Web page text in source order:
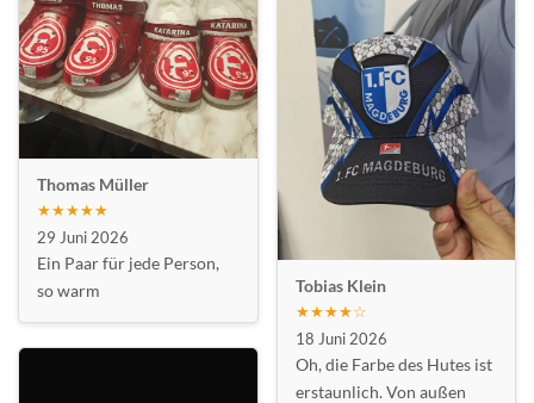
Thomas Müller
★★★★★
29 Juni 2026
Ein Paar für jede Person,
so warm
Tobias Klein
★★★★☆
18 Juni 2026
Oh, die Farbe des Hutes ist
erstaunlich. Von außen